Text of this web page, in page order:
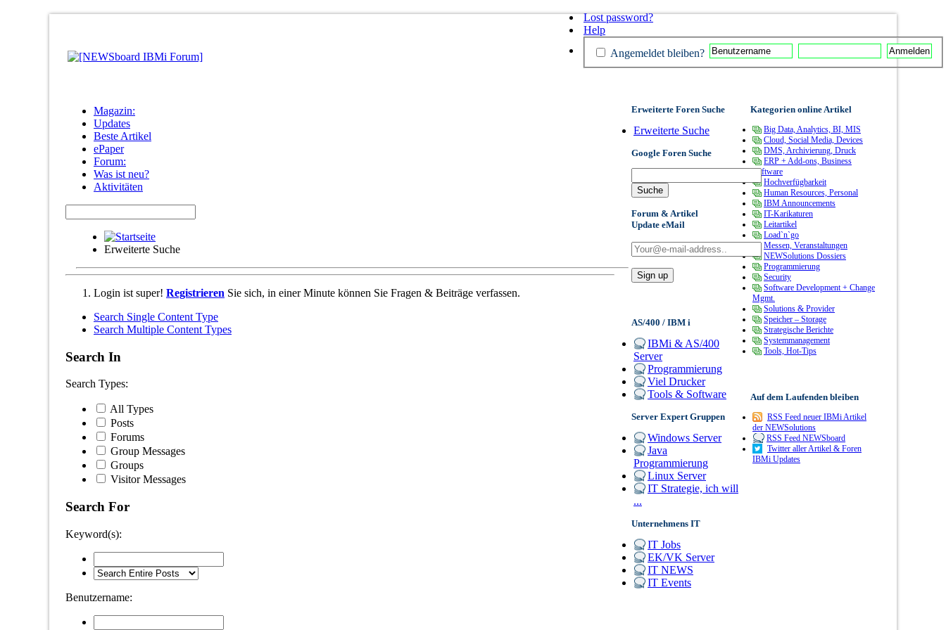
Magazin:
Updates
Beste Artikel
ePaper
Forum:
Was ist neu?
Aktivitäten
Erweiterte Suche
Lost password?
Help
Angemeldet bleiben?
Login ist super! Registrieren Sie sich, in einer Minute können Sie Fragen & Beiträge verfassen.
Search Single Content Type
Search Multiple Content Types
Search In
Search Types:
All Types
Posts
Forums
Group Messages
Groups
Visitor Messages
Search For
Keyword(s):
Benutzername:
Erweiterte Foren Suche
Erweiterte Suche
Google Foren Suche
Forum & Artikel
Update eMail
AS/400 / IBM i
IBMi & AS/400
Server
Programmierung
Viel Drucker
Tools & Software
Server Expert Gruppen
Windows Server
Java
Programmierung
Linux Server
IT Strategie, ich will
...
Unternehmens IT
IT Jobs
EK/VK Server
IT NEWS
IT Events
Kategorien online Artikel
Big Data, Analytics, BI, MIS
Cloud, Social Media, Devices
DMS, Archivierung, Druck
ERP + Add-ons, Business
Software
Hochverfügbarkeit
Human Resources, Personal
IBM Announcements
IT-Karikaturen
Leitartikel
Load`n`go
Messen, Veranstaltungen
NEWSolutions Dossiers
Programmierung
Security
Software Development + Change
Mgmt.
Solutions & Provider
Speicher – Storage
Strategische Berichte
Systemmanagement
Tools, Hot-Tips
Auf dem Laufenden bleiben
RSS Feed neuer IBMi Artikel
der NEWSolutions
RSS Feed NEWSboard
Twitter aller Artikel & Foren
IBMi Updates